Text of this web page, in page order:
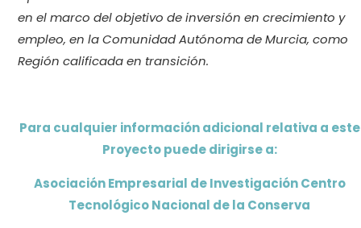
en el marco del objetivo de inversión en crecimiento y
empleo, en la Comunidad Autónoma de Murcia, como
Región calificada en transición.
Para cualquier información adicional relativa a este
Proyecto puede dirigirse a:
Asociación Empresarial de Investigación Centro
Tecnológico Nacional de la Conserva